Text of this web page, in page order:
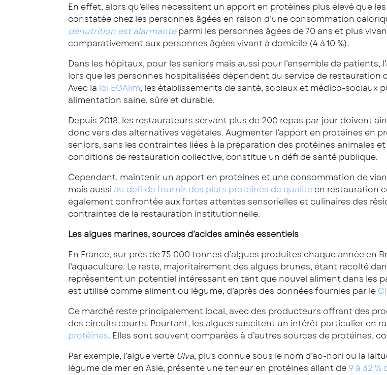
En effet, alors qu’elles nécessitent un apport en protéines plus élevé que
constatée chez les personnes âgées en raison d’une consommation
dénutrition est alarmanteparmi les personnes âgées de 70 ans et plus
comparativement aux personnes âgées vivant à domicile (4 à 10 %).
Dans les hôpitaux, pour les seniors mais aussi pour l’ensemble de
lors que les personnes hospitalisées dépendent du service de
Avec la loi EGAlim, les établissements de santé, sociaux et médico-sociaux
alimentation saine, sûre et durable.
Depuis 2018, les restaurateurs servant plus de 200 repas par jour doivent
donc vers des alternatives végétales. Augmenter l’apport en protéines en
seniors, sans les contraintes liées à la préparation des protéines animales
conditions de restauration collective, constitue un défi de santé publique.
Cependant, maintenir un apport en protéines et une consommation de
mais aussi au défi de fournir des plats protéinés de qualité en restauration
également confrontée aux fortes attentes sensorielles et culinaires des
contraintes de la restauration institutionnelle.
Les algues marines, sources d’acides aminés essentiels
En France, sur près de 75 000 tonnes d’algues produites chaque année en
l’aquaculture. Le reste, majoritairement des algues brunes, étant récolté
représentent un potentiel intéressant en tant que nouvel aliment dans les
est utilisé comme aliment ou légume, d’après des données fournies par le
Ce marché reste principalement local, avec des producteurs offrant des
des circuits courts. Pourtant, les algues suscitent un intérêt particulier en
protéines. Elles sont souvent comparées à d’autres sources de protéines,
Par exemple, l’algue verte Ulva, plus connue sous le nom d’ao-nori ou la
légume de mer en Asie, présente une teneur en protéines allant de 9 à 32 %